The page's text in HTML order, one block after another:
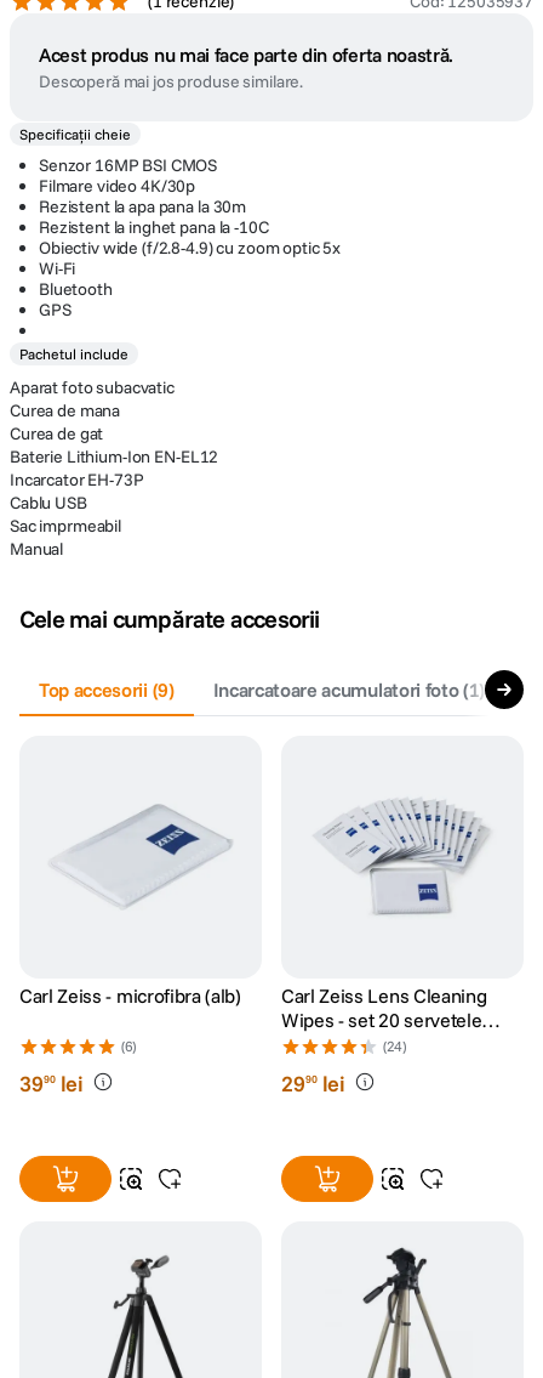
Acest produs nu mai face parte din oferta noastră.
Descoperă mai jos produse similare.
Specificații cheie
Senzor 16MP BSI CMOS
Filmare video 4K/30p
Rezistent la apa pana la 30m
Rezistent la inghet pana la -10C
Obiectiv wide (f/2.8-4.9) cu zoom optic 5x
Wi-Fi
Bluetooth
GPS
Pachetul include
Aparat foto subacvatic
Curea de mana
Curea de gat
Baterie Lithium-Ion EN-EL12
Incarcator EH-73P
Cablu USB
Sac imprmeabil
Manual
Cele mai cumpărate accesorii
Top accesorii (9) Incarcatoare acumulatori foto(1)
Carl Zeiss - microfibra (alb)
(6)
3990 lei
Carl Zeiss Lens Cleaning
Wipes - set 20 servetele
umede
(24)
2990 lei